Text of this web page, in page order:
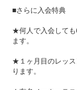
■さらに入会特典
★何人で入会して
ます。
★１ヶ月目のレッ
ります。